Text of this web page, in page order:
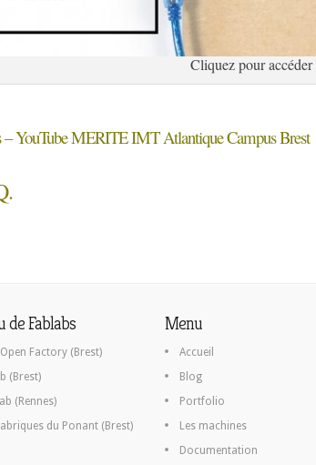
Cliquez pour
– YouTube MERITE IMT Atlantique Campus Brest
de Fablabs
Open Factory (Brest)
(Brest)
(Rennes)
du Ponant (Brest)
Menu
Accueil
Blog
Portfolio
Les machines
Documentation